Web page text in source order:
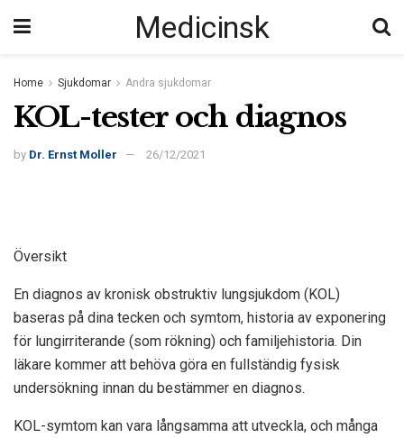
Medicinsk
Home Sjukdomar Andra sjukdomar
KOL-tester och diagnos
by Dr. Ernst Moller 26/12/2021
Översikt
En diagnos av kronisk obstruktiv lungsjukdom (KOL)
baseras på dina tecken och symtom, historia av exponering
för lungirriterande (som rökning) och familjehistoria. Din
läkare kommer att behöva göra en fullständig fysisk
undersökning innan du bestämmer en diagnos.
KOL-symtom kan vara långsamma att utveckla, och många